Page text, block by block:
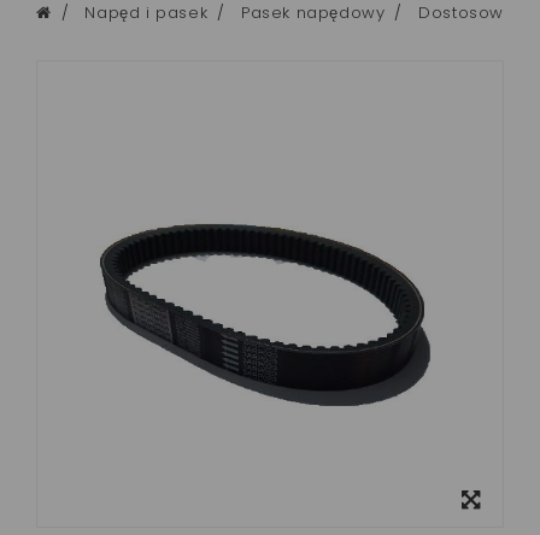
Napęd i pasek Pasek napędowy